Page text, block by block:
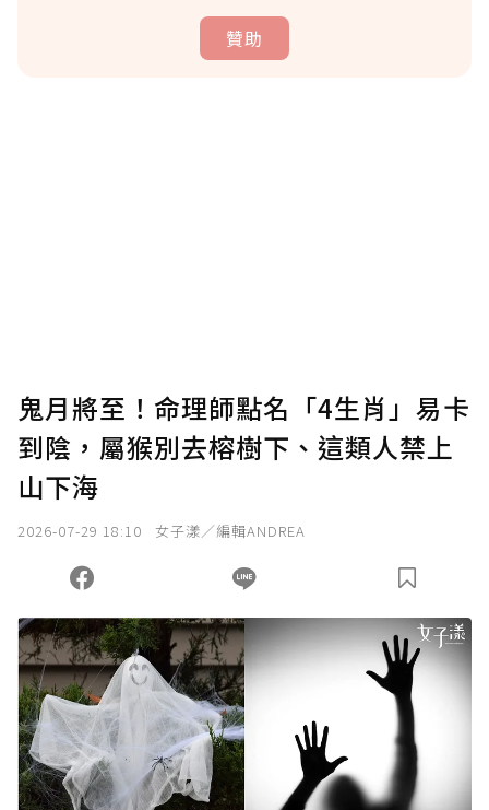
贊助
確認送出
您當前剩餘 U 利點數：0點；前往 購買點數
鬼月將至！命理師點名「4生肖」易卡
到陰，屬猴別去榕樹下、這類人禁上
山下海
2026-07-29 18:10 女子漾／編輯ANDREA